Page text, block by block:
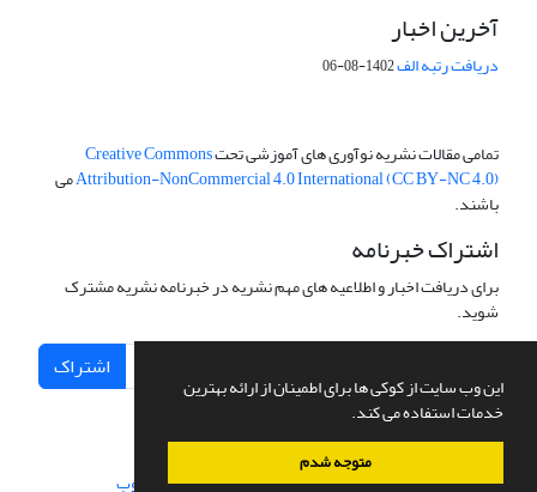
این وب سایت از کوکی ها برای اطمینان از ارائه بهترین
خدمات استفاده می کند.
متوجه شدم
آخرین اخبار
دریافت رتبه الف1402-08-06
تمامی مقالات نشریه نوآوری های آموزشی تحتCreative Commons
Attribution-NonCommercial 4.0 International (CC BY-NC 4.0)می
باشند.
اشتراک خبرنامه
برای دریافت اخبار و اطلاعیه های مهم نشریه در خبرنامه نشریه مشترک
شوید.
اشتراک
سامانه مدیریت نشریات علمی.طراحی و پیاده سازی از سیناوب